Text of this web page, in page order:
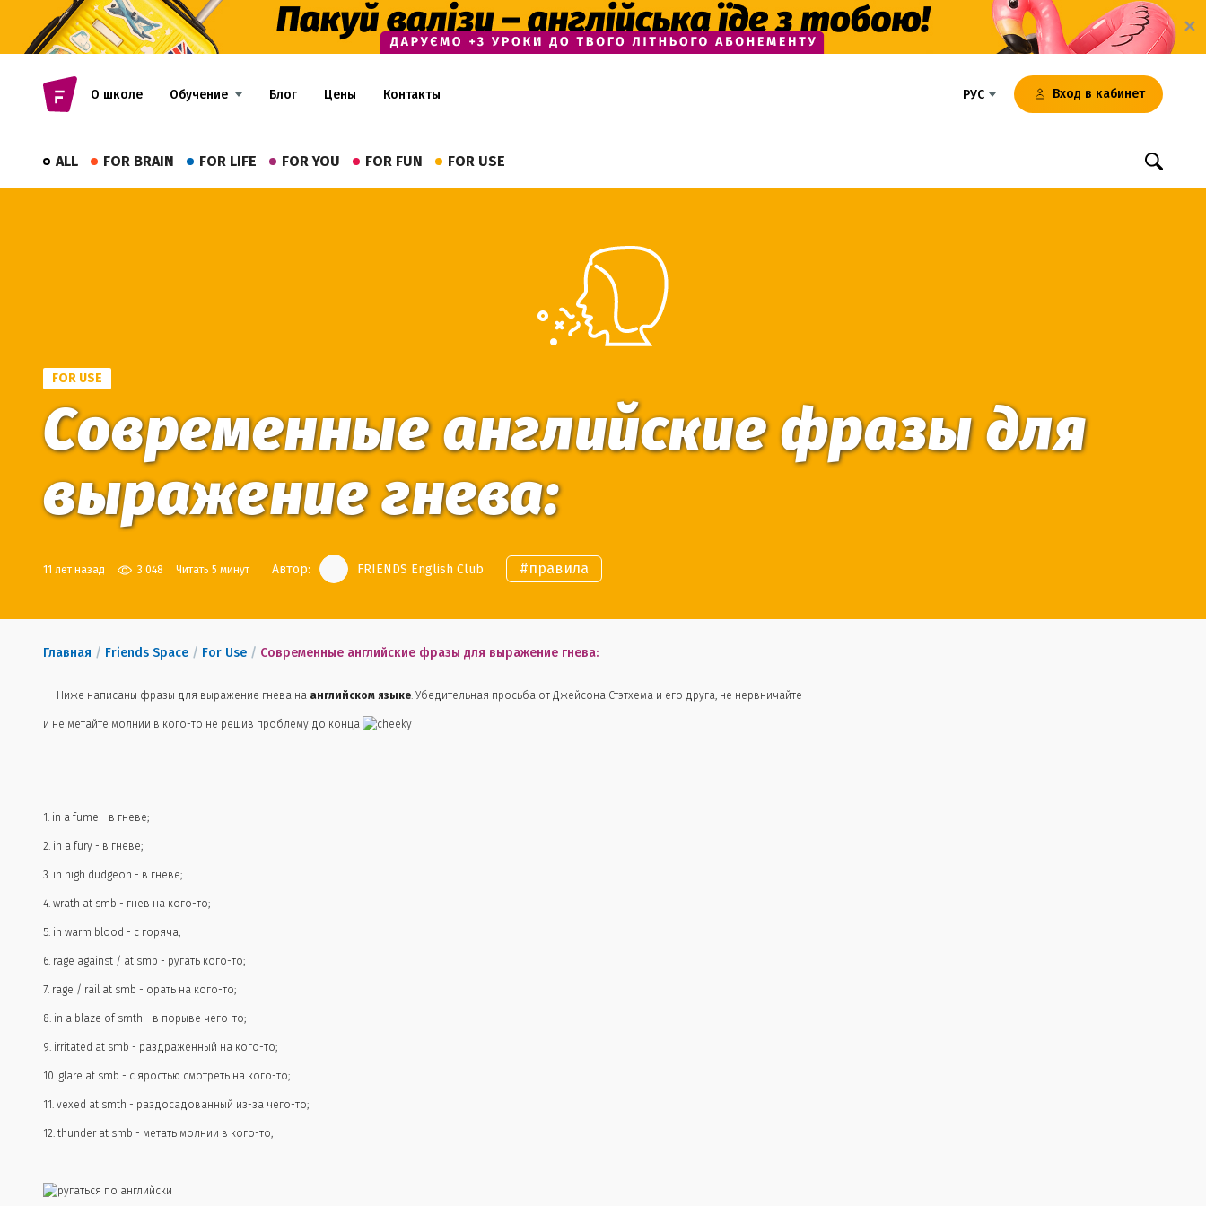
✕
О школе Обучение Блог Цены Контакты РУС Вход в кабинет
ALL FOR BRAIN FOR LIFE FOR YOU FOR FUN FOR USE
FOR USE
Современные английские фразы для
выражение гнева:
11 лет назад 3 048 Читать 5 минут Автор: FRIENDS English Club #правила
Главная / Friends Space / For Use / Современные английские фразы для выражение гнева:
Ниже написаны фразы для выражение гнева на английском языке. Убедительная просьба от Джейсона Стэтхема и его друга, не нервничайте
и не метайте молнии в кого-то не решив проблему до конца
1. in a fume - в гневе;
2. in a fury - в гневе;
3. in high dudgeon - в гневе;
4. wrath at smb - гнев на кого-то;
5. in warm blood - с горяча;
6. rage against / at smb - ругать кого-то;
7. rage / rail at smb - орать на кого-то;
8. in a blaze of smth - в порыве чего-то;
9. irritated at smb - раздраженный на кого-то;
10. glare at smb - с яростью смотреть на кого-то;
11. vexed at smth - раздосадованный из-за чего-то;
12. thunder at smb - метать молнии в кого-то;